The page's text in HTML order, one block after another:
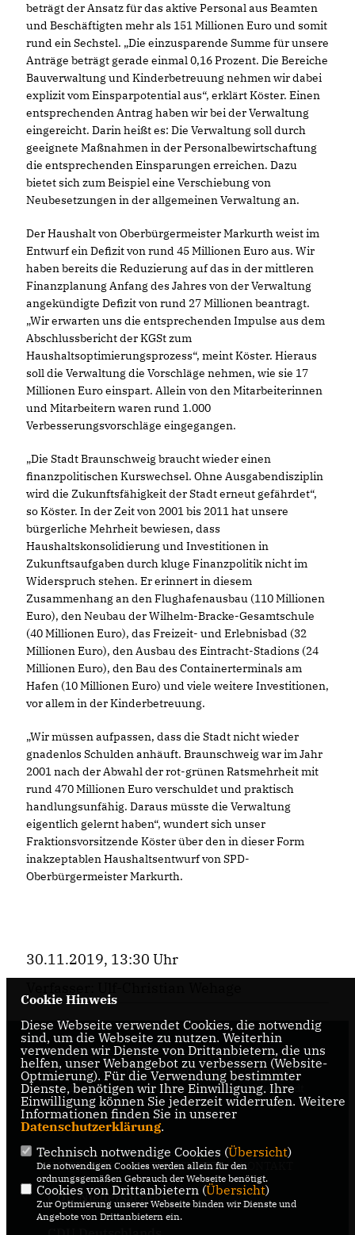
beträgt der Ansatz für das aktive Personal aus Beamten
und Beschäftigten mehr als 151 Millionen Euro und somit
rund ein Sechstel. „Die einzusparende Summe für unsere
Anträge beträgt gerade einmal 0,16 Prozent. Die Bereiche
Bauverwaltung und Kinderbetreuung nehmen wir dabei
explizit vom Einsparpotential aus“, erklärt Köster. Einen
entsprechenden Antrag haben wir bei der Verwaltung
eingereicht. Darin heißt es: Die Verwaltung soll durch
geeignete Maßnahmen in der Personalbewirtschaftung
die entsprechenden Einsparungen erreichen. Dazu
bietet sich zum Beispiel eine Verschiebung von
Neubesetzungen in der allgemeinen Verwaltung an.
Der Haushalt von Oberbürgermeister Markurth weist im
Entwurf ein Defizit von rund 45 Millionen Euro aus. Wir
haben bereits die Reduzierung auf das in der mittleren
Finanzplanung Anfang des Jahres von der Verwaltung
angekündigte Defizit von rund 27 Millionen beantragt.
Wir erwarten uns die entsprechenden Impulse aus dem
Abschlussbericht der KGSt zum
Haushaltsoptimierungsprozess“, meint Köster. Hieraus
soll die Verwaltung die Vorschläge nehmen, wie sie 17
Millionen Euro einspart. Allein von den Mitarbeiterinnen
und Mitarbeitern waren rund 1.000
Verbesserungsvorschläge eingegangen.
Die Stadt Braunschweig braucht wieder einen
finanzpolitischen Kurswechsel. Ohne Ausgabendisziplin
wird die Zukunftsfähigkeit der Stadt erneut gefährdet“,
so Köster. In der Zeit von 2001 bis 2011 hat unsere
bürgerliche Mehrheit bewiesen, dass
Haushaltskonsolidierung und Investitionen in
Zukunftsaufgaben durch kluge Finanzpolitik nicht im
Widerspruch stehen. Er erinnert in diesem
Zusammenhang an den Flughafenausbau (110 Millionen
Euro), den Neubau der Wilhelm-Bracke-Gesamtschule
(40 Millionen Euro), das Freizeit- und Erlebnisbad (32
Millionen Euro), den Ausbau des Eintracht-Stadions (24
Millionen Euro), den Bau des Containerterminals am
Hafen (10 Millionen Euro) und viele weitere Investitionen,
vor allem in der Kinderbetreuung.
Wir müssen aufpassen, dass die Stadt nicht wieder
gnadenlos Schulden anhäuft. Braunschweig war im Jahr
2001 nach der Abwahl der rot-grünen Ratsmehrheit mit
rund 470 Millionen Euro verschuldet und praktisch
handlungsunfähig. Daraus müsste die Verwaltung
eigentlich gelernt haben“, wundert sich unser
Fraktionsvorsitzende Köster über den in dieser Form
inakzeptablen Haushaltsentwurf von SPD-
Oberbürgermeister Markurth.
30.11.2019, 13:30 Uhr
Internetseite der CDU-Fraktion im Rat der Stadt
Braunschweig, mit aktuellen Informationen rund
um die Kommunalpolitik in der zweitgrößten Stadt
Niedersachsens.
IMPRESSUM DATENSCHUTZ KONTAKT
CDU Niedersachsen
Cookie Hinweis
Diese Webseite verwendet Cookies, die notwendig
sind, um die Webseite zu nutzen. Weiterhin
verwenden wir Dienste von Drittanbietern, die uns
helfen, unser Webangebot zu verbessern (Website-
Optmierung). Für die Verwendung bestimmter
Dienste, benötigen wir Ihre Einwilligung. Ihre
Einwilligung können Sie jederzeit widerrufen. Weitere
Informationen finden Sie in unserer
Datenschutzerklärung.
Technisch notwendige Cookies (Übersicht)
Die notwendigen Cookies werden allein für den
ordnungsgemäßen Gebrauch der Webseite benötigt.
Cookies von Drittanbietern (Übersicht)
Zur Optimierung unserer Webseite binden wir Dienste und
Angebote von Drittanbietern ein.